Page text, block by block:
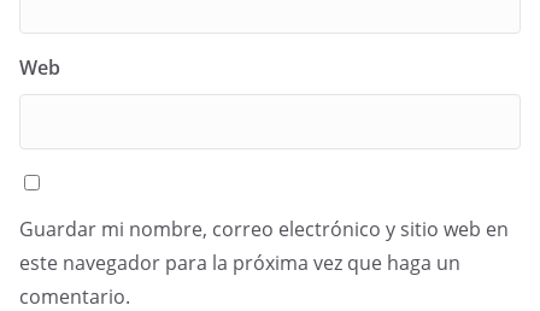
Web
Guardar mi nombre, correo electrónico y sitio web en
este navegador para la próxima vez que haga un
comentario.